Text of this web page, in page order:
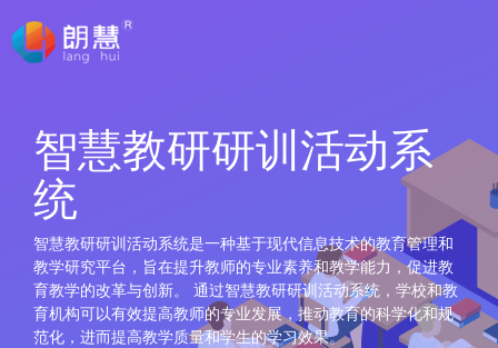
智慧教研研训活动系
统
智慧教研研训活动系统是一种基于现代信息技术的教育管理和
教学研究平台，旨在提升教师的专业素养和教学能力，促进教
育教学的改革与创新。 通过智慧教研研训活动系统，学校和教
育机构可以有效提高教师的专业发展，推动教育的科学化和规
范化，进而提高教学质量和学生的学习效果。